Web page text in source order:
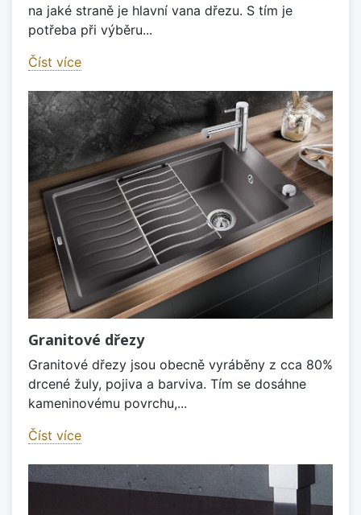
na jaké straně je hlavní vana dřezu. S tím je
potřeba při výběru...
Číst více
Granitové dřezy
Granitové dřezy jsou obecně vyráběny z cca 80%
drcené žuly, pojiva a barviva. Tím se dosáhne
kameninovému povrchu,...
Číst více